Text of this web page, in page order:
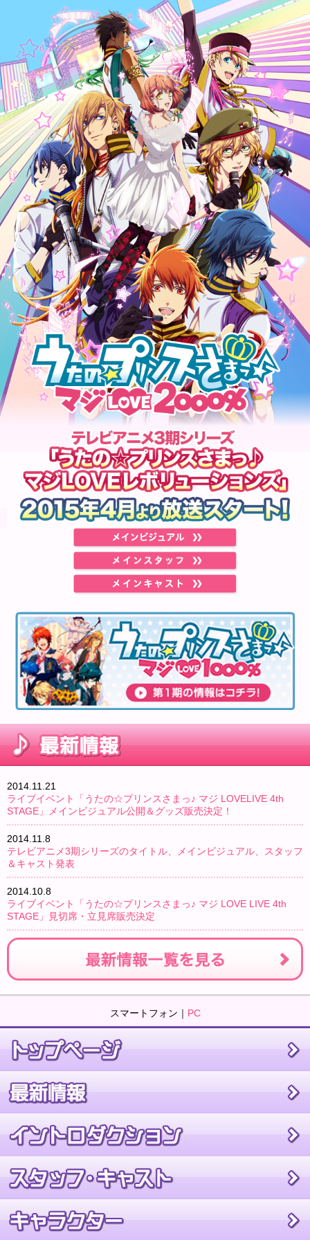
2014.11.21
ライブイベント「うたの☆プリンスさまっ♪ マジ LOVELIVE 4th
STAGE」メインビジュアル公開＆グッズ販売決定！
2014.11.8
テレビアニメ3期シリーズのタイトル、メインビジュアル、スタッフ
＆キャスト発表
2014.10.8
ライブイベント「うたの☆プリンスさまっ♪ マジ LOVE LIVE 4th
STAGE」見切席・立見席販売決定
スマートフォン｜ PC